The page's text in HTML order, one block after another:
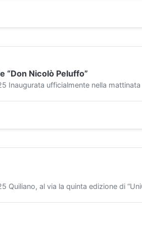
“Don Nicolò Peluffo”
Inaugurata ufficialmente nella
Quiliano, al via la quinta edizione di